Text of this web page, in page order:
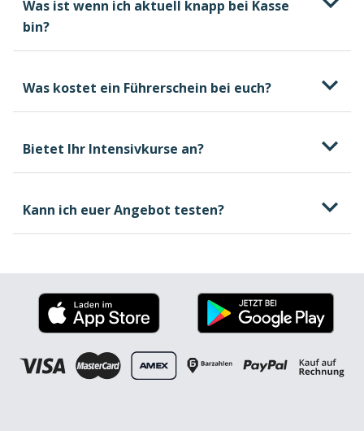
Was ist wenn ich aktuell knapp bei Kasse
bin?
Was kostet ein Führerschein bei euch?
kostenlosen und
unverbindlichen Beratungstermin
welche Kosten beim
abhängen und wie du selbst Einfluss darauf
nehmen kannst
Bietet Ihr Intensivkurse an?
Kann ich euer Angebot testen?